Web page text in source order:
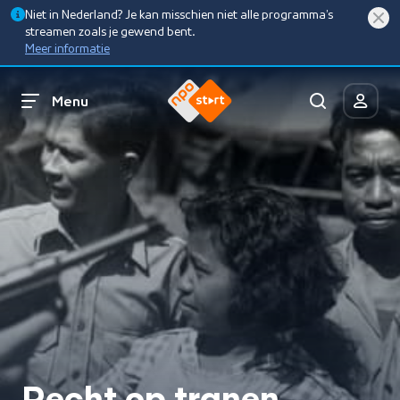
Niet in Nederland? Je kan misschien niet alle programma’s
streamen zoals je gewend bent.
Meer informatie
Menu